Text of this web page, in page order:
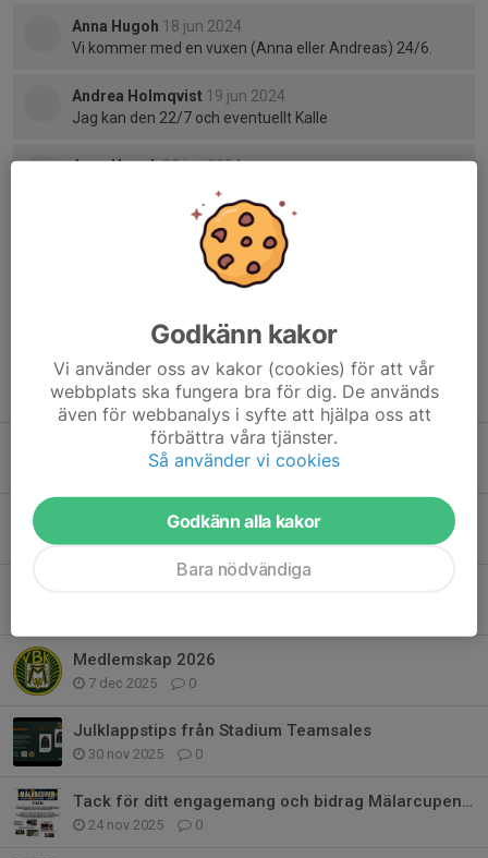
Anna Hugoh 18 jun 2024
Vi kommer med en vuxen (Anna eller Andreas) 24/6.
Andrea Holmqvist 19 jun 2024
Jag kan den 22/7 och eventuellt Kalle
Anna Hugoh28 jun 2024
Vi kommer med en vuxen (Anna eller Andreas) 1/8.
Islam Och Lors Chaniev8 jul 2024
Tyvärr är vi bortresta.
Tidigare nyheter
Bilbingo sommaren 2026
19 apr, 12:31 0
Brottning grund
3 mar, 10:40 0
Medlemskap 2026
7 dec 2025 0
Julklappstips från Stadium Teamsales
30 nov 2025 0
Tack för ditt engagemang och bidrag Mälarcupen 2025
24 nov 2025 0
Godkänn kakor
Vi använder oss av kakor (cookies) för att vår
webbplats ska fungera bra för dig. De används
även för webbanalys i syfte att hjälpa oss att
förbättra våra tjänster.
Så använder vi cookies
Godkänn alla kakor
Bara nödvändiga